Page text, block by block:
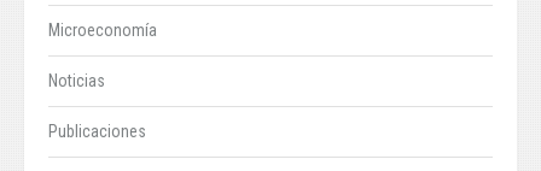
Microeconomía
Noticias
Publicaciones